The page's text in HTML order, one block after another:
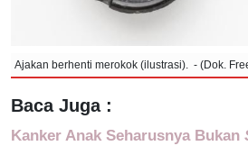
Ajakan berhenti merokok (ilustrasi). - (Dok.
Baca Juga :
Kanker Anak Seharusnya Bukan